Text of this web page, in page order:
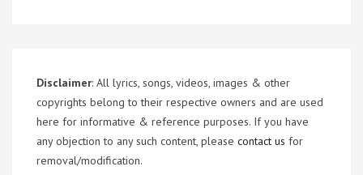
Disclaimer: All lyrics, songs, videos, images & other
copyrights belong to their respective owners and are used
here for informative & reference purposes. If you have
any objection to any such content, please contact us for
removal/modification.